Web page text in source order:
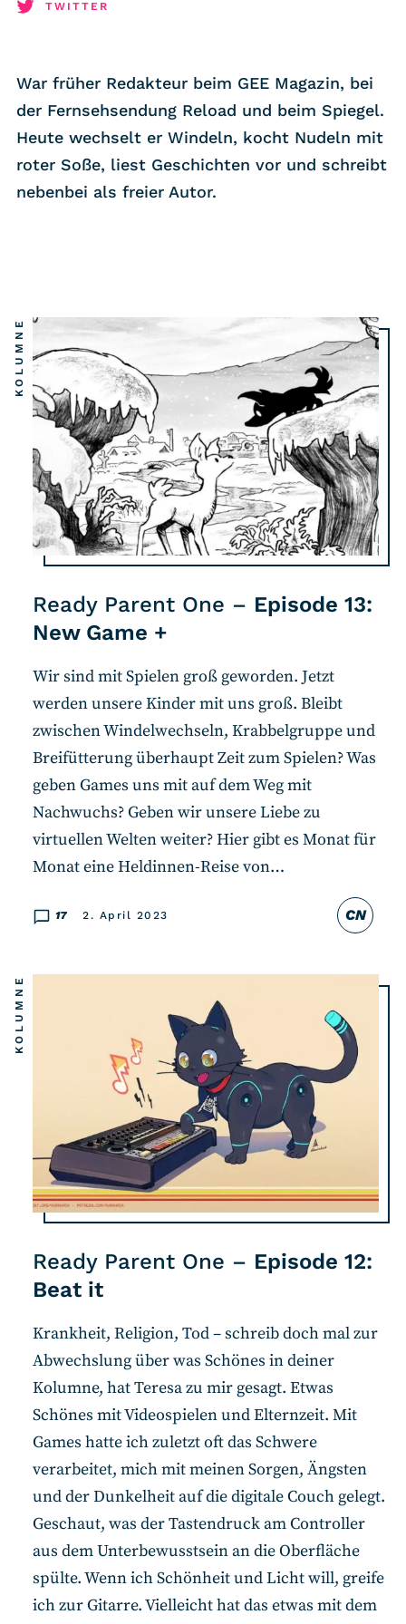
RSS-Feed
DATENSCHUTZ
KONTAKT
TWITTER
War früher Redakteur beim GEE Magazin, bei
der Fernsehsendung Reload und beim Spiegel.
Heute wechselt er Windeln, kocht Nudeln mit
roter Soße, liest Geschichten vor und schreibt
nebenbei als freier Autor.
Ready Parent One – Episode 13:
New Game +
KOLUMNE
CN
17 2. April 2023
Wir sind mit Spielen groß geworden. Jetzt
werden unsere Kinder mit uns groß. Bleibt
zwischen Windelwechseln, Krabbelgruppe und
Breifütterung überhaupt Zeit zum Spielen? Was
geben Games uns mit auf dem Weg mit
Nachwuchs? Geben wir unsere Liebe zu
virtuellen Welten weiter? Hier gibt es Monat für
Monat eine Heldinnen-Reise von…
Ready Parent One – Episode 12:
Beat it
KOLUMNE
Krankheit, Religion, Tod – schreib doch mal zur
Abwechslung über was Schönes in deiner
Kolumne, hat Teresa zu mir gesagt. Etwas
Schönes mit Videospielen und Elternzeit. Mit
Games hatte ich zuletzt oft das Schwere
verarbeitet, mich mit meinen Sorgen, Ängsten
und der Dunkelheit auf die digitale Couch gelegt.
Geschaut, was der Tastendruck am Controller
aus dem Unterbewusstsein an die Oberfläche
spülte. Wenn ich Schönheit und Licht will, greife
ich zur Gitarre. Vielleicht hat das etwas mit dem